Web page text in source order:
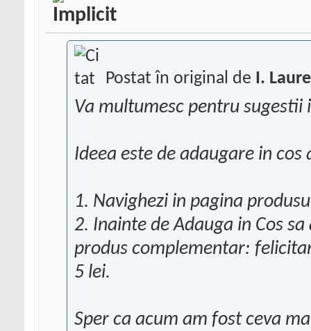
Postat în original de I.
Va multumesc pentru sugestii
Ideea este de adaugare in
1. Navighezi in pagina
2. Inainte de Adauga in Cos
produs complementar:
5 lei.
Sper ca acum am fost ceva